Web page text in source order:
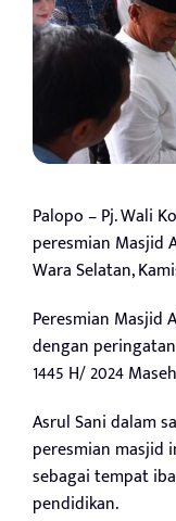
Palopo – Pj. Wali
peresmian Masjid
Wara Selatan,
Peresmian Masjid
dengan
1445 H/ 2024
Asrul Sani dalam
peresmian masjid
sebagai tempat
pendidikan.